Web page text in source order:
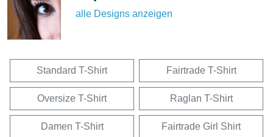
alle Designs anzeigen
Standard T-Shirt Fairtrade T-Shirt
Oversize T-Shirt Raglan T-Shirt
Damen T-Shirt Fairtrade Girl Shirt